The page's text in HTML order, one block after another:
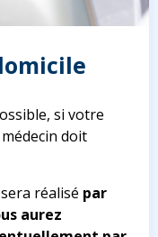
si votre
doit
réalisé par
aurez